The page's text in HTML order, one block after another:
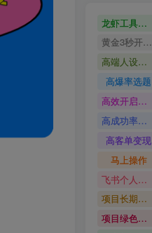
龙虾工具完整部署教学图文视频理财多赛道AI变现
黄金3秒开头与标题海报玩法
高端人设搭建积累客户信任
高爆率选题
高效开启跨境賺钱新通道
高成功率爆款全流程打法
高客单变现
马上操作
飞书个人版100G注册教程
项目长期稳定宝妈上班族既能兼职增收
项目绿色长久